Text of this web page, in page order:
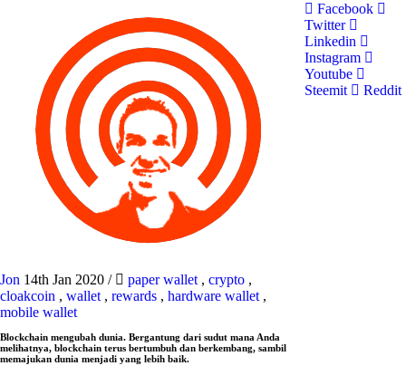
Jon 14th Jan 2020 / paper wallet , crypto ,
cloakcoin , wallet , rewards , hardware wallet ,
mobile wallet
Blockchain mengubah dunia. Bergantung dari sudut mana Anda
melihatnya, blockchain terus bertumbuh dan berkembang, sambil
memajukan dunia menjadi yang lebih baik.
Facebook
Twitter
Linkedin
Instagram
Youtube
Steemit
Reddit